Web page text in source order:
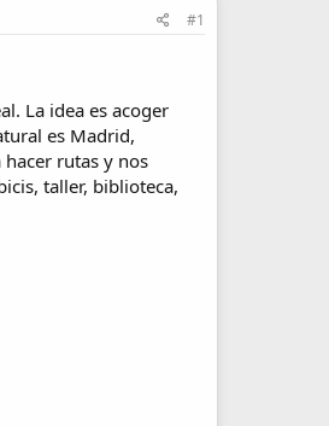
#1
La idea es acoger
es Madrid,
rutas y nos
taller, biblioteca,